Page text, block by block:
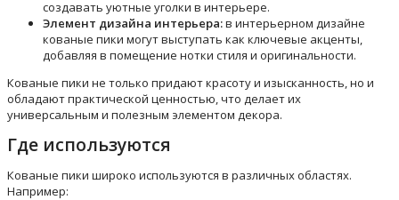
создавать уютные уголки в интерьере.
Элемент дизайна интерьера:в интерьерном дизайне
кованые пики могут выступать как ключевые акценты,
добавляя в помещение нотки стиля и оригинальности.
Кованые пики не только придают красоту и изысканность, но и
обладают практической ценностью, что делает их
универсальным и полезным элементом декора.
Где используются
Кованые пики широко используются в различных областях.
Например: